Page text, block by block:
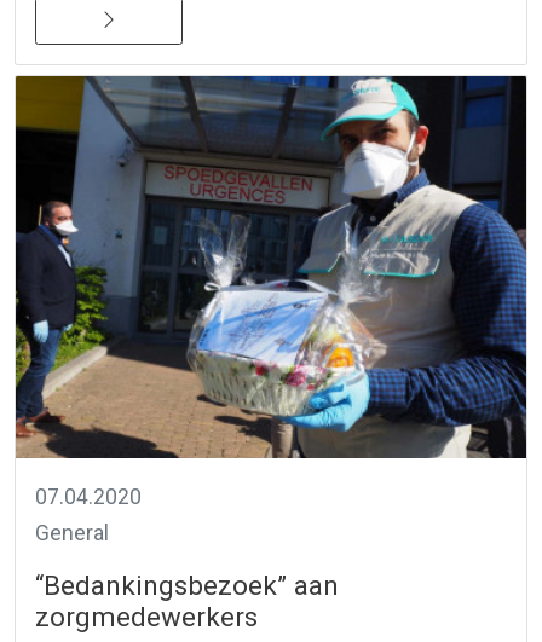
07.04.2020
General
“Bedankingsbezoek” aan
zorgmedewerkers